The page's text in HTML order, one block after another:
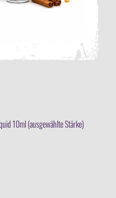
10ml (ausgewählte Stärke)